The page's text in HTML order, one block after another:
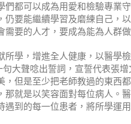
們都可以成為用愛和檢驗專業
仍要能繼續學習及磨練自己，
需要的人才，要成為能為人群
所學，增進全人健康，以醫
句大聲唸出誓詞，宣誓代表張
，但是至少把老師教過的東西
那就是以笑容面對每位病人。
遇到的每一位患者，將所學運